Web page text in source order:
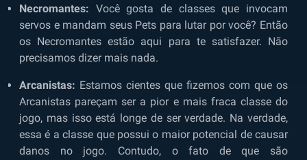
Necromantes: Você gosta de classes que invocam
servos e mandam seus Pets para lutar por você? Então
os Necromantes estão aqui para te satisfazer. Não
precisamos dizer mais nada.
Arcanistas: Estamos cientes que fizemos com que os
Arcanistas pareçam ser a pior e mais fraca classe do
jogo, mas isso está longe de ser verdade. Na verdade,
essa é a classe que possui o maior potencial de causar
danos no jogo. Contudo, o fato de que são